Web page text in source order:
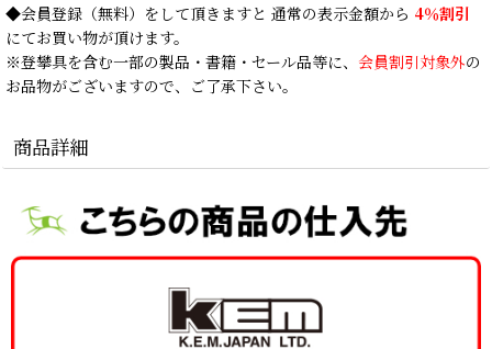
◆会員登録 （無料）をして頂きますと 通常の表示金額から 4％割引
にてお買い物が頂けます。
※登攀具を含む一部の製品・書籍・セール品等に、 会員割引対象外の
お品物がございますので、ご了承下さい。
商品詳細